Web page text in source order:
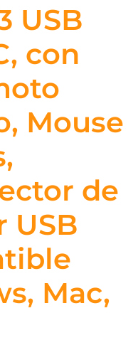
USB
con
Mouse
de
USB
Mac,